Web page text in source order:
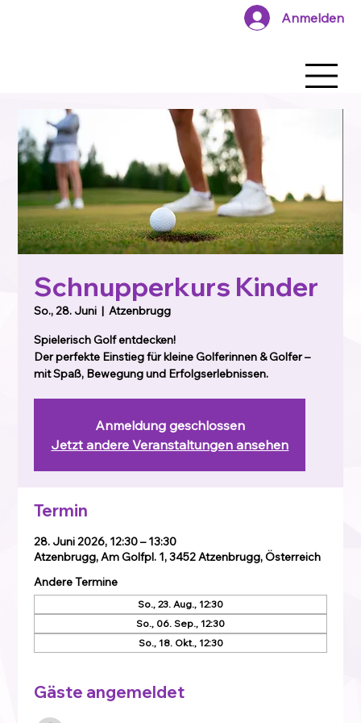
Anmelden
Schnupperkurs Kinder
So., 28. Juni
  |
Atzenbrugg
Spielerisch Golf entdecken!
Der perfekte Einstieg für kleine Golferinnen & Golfer –
mit Spaß, Bewegung und Erfolgserlebnissen.
Anmeldung geschlossen
Jetzt andere Veranstaltungen ansehen
Termin
28. Juni 2026, 12:30 – 13:30
Atzenbrugg, Am Golfpl. 1, 3452 Atzenbrugg, Österreich
Andere Termine
So., 23. Aug., 12:30
So., 06. Sep., 12:30
So., 18. Okt., 12:30
Gäste angemeldet